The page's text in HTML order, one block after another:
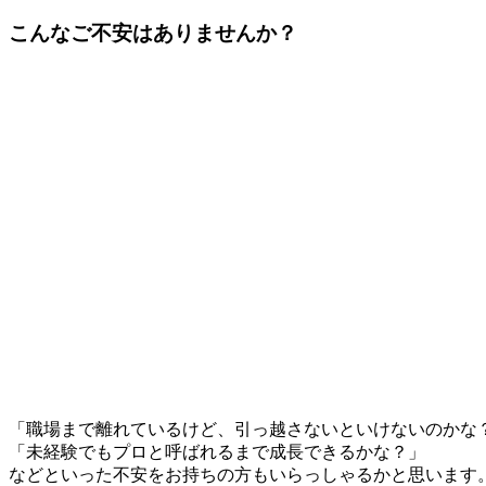
こんなご不安はありませんか？
「職場まで離れているけど、引っ越さないといけないのかな
「未経験でもプロと呼ばれるまで成長できるかな？」
などといった不安をお持ちの方もいらっしゃるかと思います